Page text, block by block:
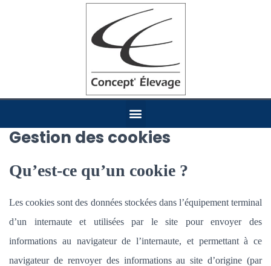
Gestion des cookies
Qu’est-ce qu’un cookie ?
Les cookies sont des données stockées dans l’équipement terminal
d’un internaute et utilisées par le site pour envoyer des
informations au navigateur de l’internaute, et permettant à ce
navigateur de renvoyer des informations au site d’origine (par